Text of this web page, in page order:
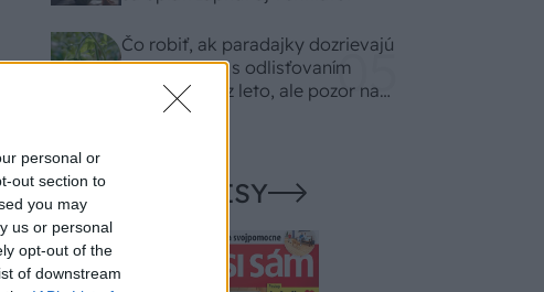
personal or
out section to
you may
us or personal
opt-out of the
of downstream
Čo robiť, ak paradajky dozrievajú
pomaly? Trik s odlisťovaním
funguje aj cez leto, ale pozor na
chyby
NAŠE ČASOPISY